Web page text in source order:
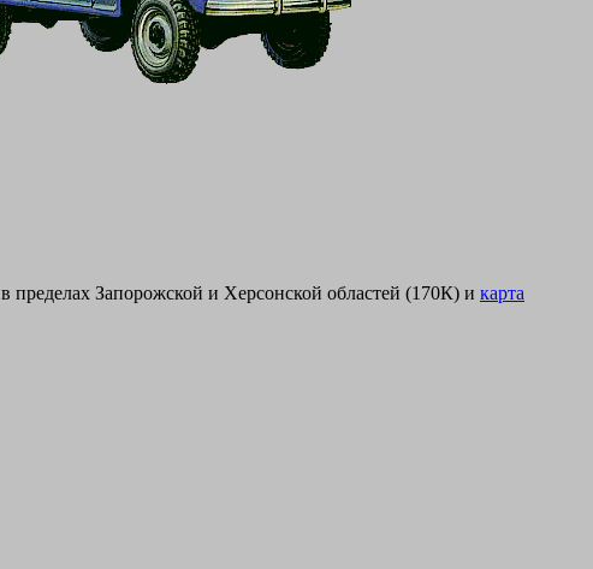
в пределах Запорожской и Херсонской областей (170К) и карта